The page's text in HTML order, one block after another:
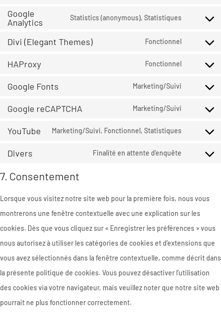
wordpress
Google
Analytics
Statistics (anonymous), Statistiques
Consent
google-
analytics
Divi (Elegant Themes)
Fonctionnel
Consent
(elegant-
HAProxy
Fonctionnel
Consent
haproxy
Google Fonts
Marketing/Suivi
Consent
google-
Google reCAPTCHA
Marketing/Suivi
Consent
google-
YouTube
Marketing/Suivi, Fonctionnel, Statistiques
Consent
Divers
Finalité en attente d’enquête
Consent
7. Consentement
Lorsque vous visitez notre site web pour la première fois, nous vous
montrerons une fenêtre contextuelle avec une explication sur les
cookies. Dès que vous cliquez sur « Enregistrer les préférences » vous
nous autorisez à utiliser les catégories de cookies et d’extensions que
vous avez sélectionnés dans la fenêtre contextuelle, comme décrit dans
la présente politique de cookies. Vous pouvez désactiver l’utilisation
des cookies via votre navigateur, mais veuillez noter que notre site web
pourrait ne plus fonctionner correctement.